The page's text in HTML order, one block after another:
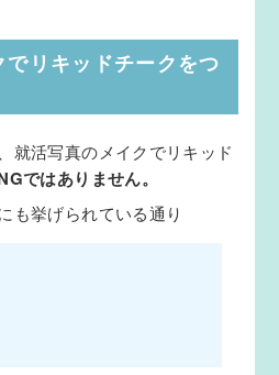
リキッドチークをつ
就活写真のメイクでリキッド
ではありません。
も挙げられている通り